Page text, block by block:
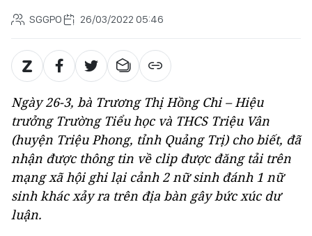
SGGPO 26/03/2022 05:46
Ngày 26-3, bà Trương Thị Hồng Chi – Hiệu
trưởng Trường Tiểu học và THCS Triệu Vân
(huyện Triệu Phong, tỉnh Quảng Trị) cho biết, đã
nhận được thông tin về clip được đăng tải trên
mạng xã hội ghi lại cảnh 2 nữ sinh đánh 1 nữ
sinh khác xảy ra trên địa bàn gây bức xúc dư
luận.